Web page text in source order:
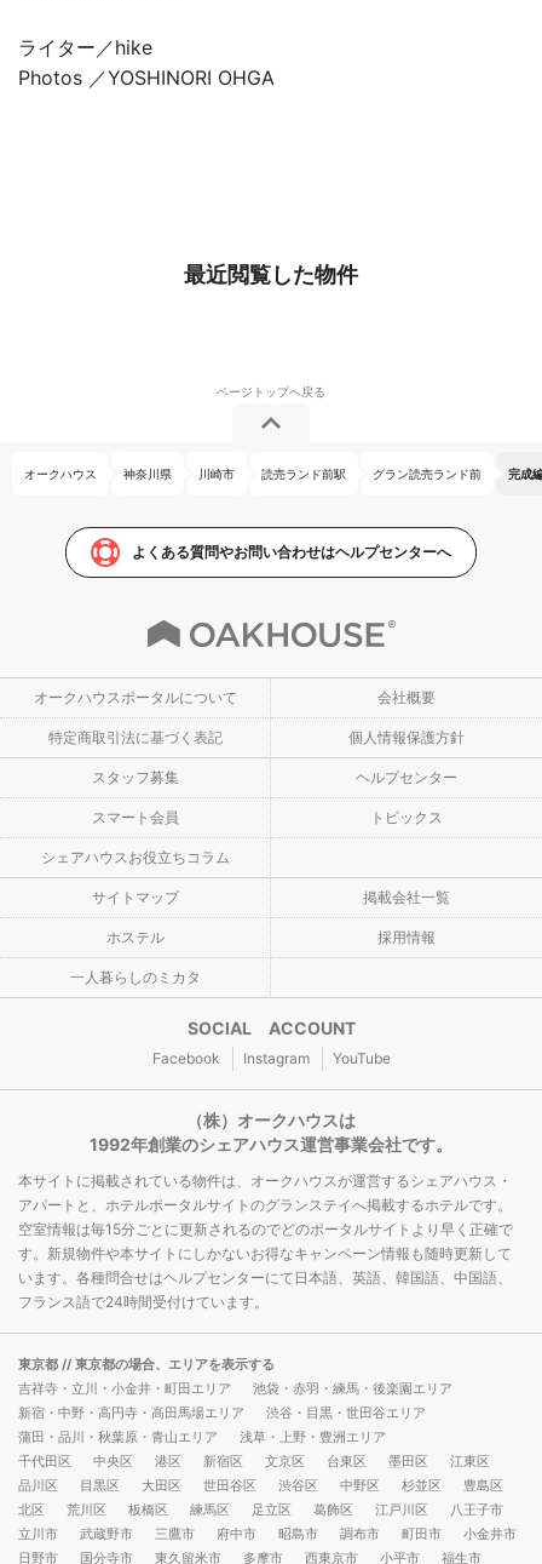
ライター／hike
Photos ／YOSHINORI OHGA
最近閲覧した物件
オークハウス 神奈川県 川崎市 読売ランド前駅 グラン読売ランド前 完成
よくある質問やお問い合わせはヘルプセンターへ
オークハウスポータルについて 会社概要
特定商取引法に基づく表記 個人情報保護方針
スタッフ募集 ヘルプセンター
スマート会員 トピックス
シェアハウスお役立ちコラム
サイトマップ 掲載会社一覧
ホステル 採用情報
一人暮らしのミカタ
SOCIAL ACCOUNT
Facebook Instagram YouTube
（株）オークハウスは
1992年創業のシェアハウス運営事業会社です。
本サイトに掲載されている物件は、オークハウスが運営するシェアハウス・
アパートと、ホテルポータルサイトのグランステイへ掲載するホテルです。
空室情報は毎15分ごとに更新されるのでどのポータルサイトより早く正確で
す。新規物件や本サイトにしかないお得なキャンペーン情報も随時更新して
います。各種問合せはヘルプセンターにて日本語、英語、韓国語、中国語、
フランス語で24時間受付けています。
東京都 // 東京都の場合、エリアを表示する
吉祥寺・立川・小金井・町田エリア
池袋・赤羽・練馬・後楽園エリア
新宿・中野・高円寺・高田馬場エリア
渋谷・目黒・世田谷エリア
蒲田・品川・秋葉原・青山エリア
浅草・上野・豊洲エリア
千代田区
中央区 港区 新宿区 文京区 台東区 墨田区
江東区
品川区
目黒区 大田区 世田谷区 渋谷区 中野区 杉並区
豊島区
北区
荒川区 板橋区 練馬区 足立区 葛飾区 江戸川区
八王子市
立川市
武蔵野市 三鷹市 府中市 昭島市 調布市 町田市
小金井市
日野市
国分寺市 東久留米市 多摩市 西東京市 小平市
福生市